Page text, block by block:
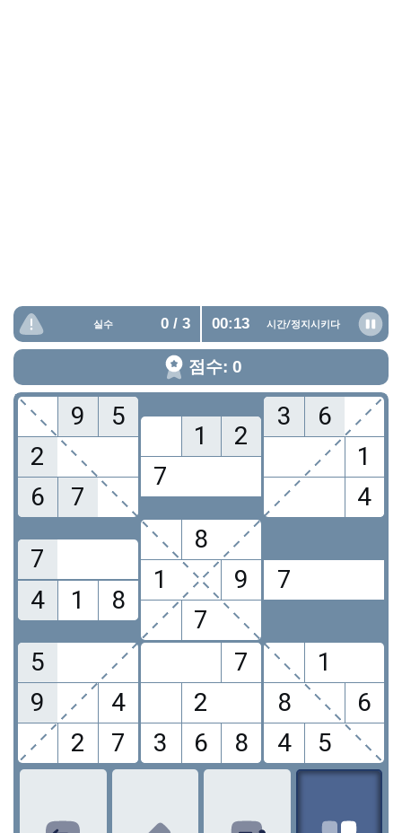
실수 0/ 3 00:14 시간/정지시키다
점수: 0
9
5
2
6
7
1
2
7
3
6
1
4
7
4
1 8
8
1
9
7
7
5
9
4
2
7
7
2
3
6 8
1
8
6
4
5